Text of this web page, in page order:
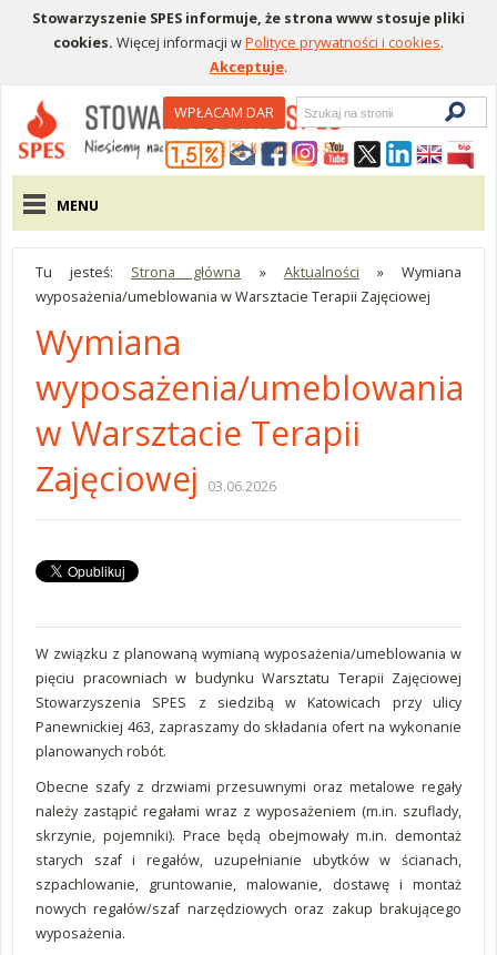
Stowarzyszenie SPES informuje, że strona www stosuje pliki
cookies. Więcej informacji wPolityce prywatności i cookies.
Akceptuje.
Menu pomocniczeWPŁACAM DAR
Wyszukiwarka
Menu główne
MENU
Tu jesteś: Strona główna » Aktualności »Wymiana
wyposażenia/umeblowania w Warsztacie Terapii Zajęciowej
Wymiana
wyposażenia/umeblowania
w Warsztacie Terapii
Zajęciowej
03.06.2026
W związku z planowaną wymianą wyposażenia/umeblowania w
pięciu pracowniach w budynku Warsztatu Terapii Zajęciowej
Stowarzyszenia SPES z siedzibą w Katowicach przy ulicy
Panewnickiej 463, zapraszamy do składania ofert na wykonanie
planowanych robót.
Obecne szafy z drzwiami przesuwnymi oraz metalowe regały
należy zastąpić regałami wraz z wyposażeniem (m.in. szuflady,
skrzynie, pojemniki). Prace będą obejmowały m.in. demontaż
starych szaf i regałów, uzupełnianie ubytków w ścianach,
szpachlowanie, gruntowanie, malowanie, dostawę i montaż
nowych regałów/szaf narzędziowych oraz zakup brakującego
wyposażenia.